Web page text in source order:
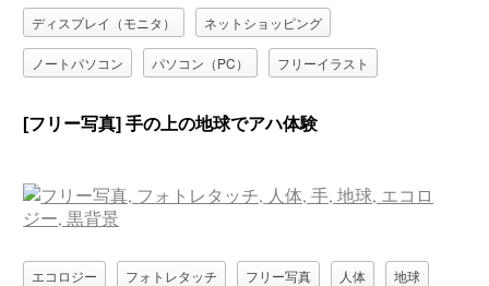
ディスプレイ（モニタ） ネットショッピング
ノートパソコン パソコン（PC） フリーイラスト
[フリー写真] 手の上の地球でアハ体験
エコロジー フォトレタッチ フリー写真 人体 地球